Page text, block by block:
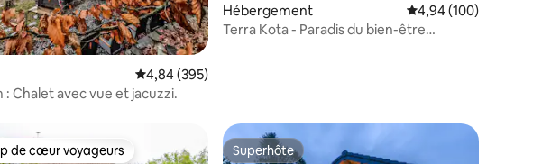
Évaluation moyenne sur la base de 395 commentaires : 4,84 sur 5
4,84 (395)
: Chalet avec vue et jacuzzi.
Hébergement Évaluation moyenne
4,94 (100)
Terra Kota - Paradis du bien-être
de cœur voyageurs les plus appréciés
de cœur voyageurs Superhôte
Superhôte